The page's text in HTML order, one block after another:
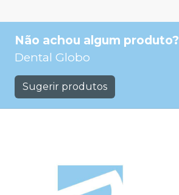
Não achou algum produto?
Dental Globo
Sugerir produtos